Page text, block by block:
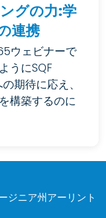
グの力:学
連携
ウェビナーで
うにSQF
期待に応え、
構築するのに
ジニア州アーリント